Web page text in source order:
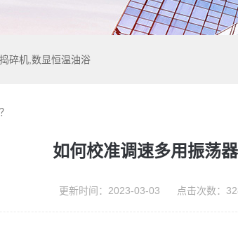
碎机,数显恒温油浴
如何校准调速多用振荡器
更新时间：2023-03-03 点击次数：